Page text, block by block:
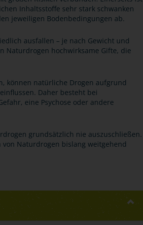
Inhaltsstoffe sehr stark schwanken
jeweiligen Bodenbedingungen ab.
ausfallen – je nach Gewicht und
Naturdrogen hochwirksame Gifte, die
können natürliche Drogen aufgrund
Daher besteht bei
eine Psychose oder andere
grundsätzlich nie auszuschließen.
Naturdrogen bislang weitgehend